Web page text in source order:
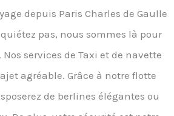
depuis Paris Charles de Gaulle
pas, nous sommes là pour
services de Taxi et de navette
agréable. Grâce à notre flotte
de berlines élégantes ou